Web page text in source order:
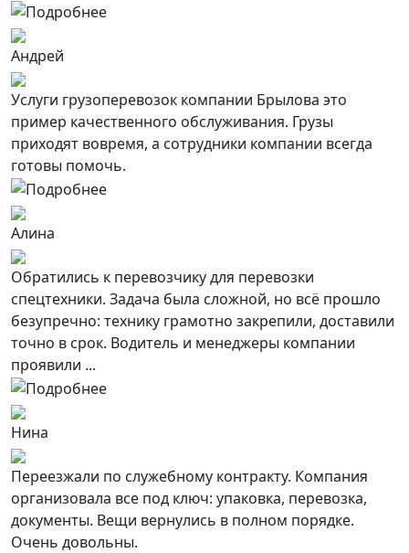
Андрей
Услуги грузоперевозок компании Брылова это
пример качественного обслуживания. Грузы
приходят вовремя, а сотрудники компании всегда
готовы помочь.
Алина
Обратились к перевозчику для перевозки
спецтехники. Задача была сложной, но всё прошло
безупречно: технику грамотно закрепили, доставили
точно в срок. Водитель и менеджеры компании
проявили ...
Нина
Переезжали по служебному контракту. Компания
организовала все под ключ: упаковка, перевозка,
документы. Вещи вернулись в полном порядке.
Очень довольны.